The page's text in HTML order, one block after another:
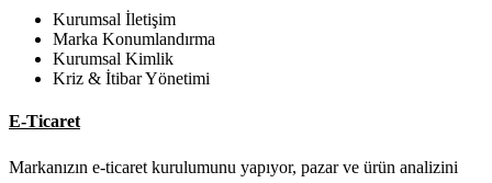
Kurumsal İletişim
Marka Konumlandırma
Kurumsal Kimlik
Kriz & İtibar Yönetimi
E-Ticaret
Markanızın e-ticaret kurulumunu yapıyor, pazar ve ürün analizini